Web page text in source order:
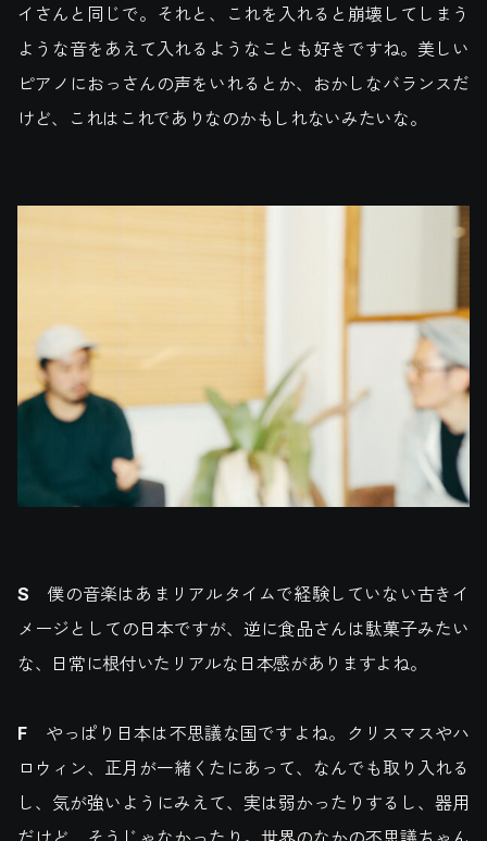
イさんと同じで。それと、これを入れると崩壊してしまう
ような音をあえて入れるようなことも好きですね。美しい
ピアノにおっさんの声をいれるとか、おかしなバランスだ
けど、これはこれでありなのかもしれないみたいな。
S 僕の音楽はあまリアルタイムで経験していない古きイ
メージとしての日本ですが、逆に食品さんは駄菓子みたい
な、日常に根付いたリアルな日本感がありますよね。
Fやっぱり日本は不思議な国ですよね。クリスマスやハ
ロウィン、正月が一緒くたにあって、なんでも取り入れる
し、気が強いようにみえて、実は弱かったりするし、器用